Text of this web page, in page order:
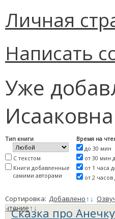
Личная
Написать
Уже
Тип книги
С текстом
Книги добавленные
самими авторами
Время на
до 30 мин
от 30 мин
от 1 часа
от 2
Сортировка: Добавлено↑ ↓
чтение↑↓
Сказка про